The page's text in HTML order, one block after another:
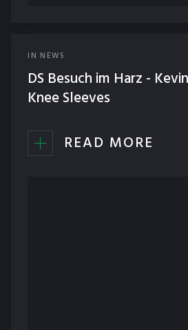
IN NEWS
DS Besuch im Harz -
Knee Sleeves
READ MORE